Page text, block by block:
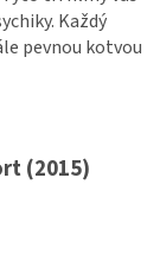
Každý
pevnou kotvou
(2015)